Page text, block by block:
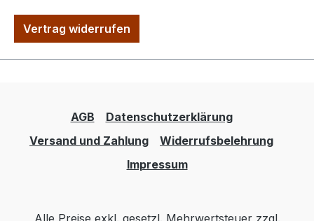
Vertrag widerrufen
AGB
Datenschutzerklärung
Versand und Zahlung
Widerrufsbelehrung
Impressum